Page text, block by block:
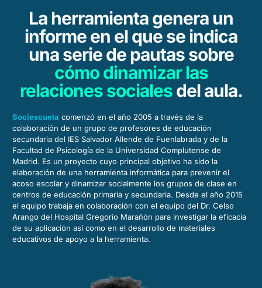
La herramienta genera un
informe en el que se indica
una serie de pautas sobre
cómo dinamizar las
relaciones socialesdel aula.
Sociescuela comenzó en el año 2005 a través de la
colaboración de un grupo de profesores de educación
secundaria del IES Salvador Allende de Fuenlabrada y de la
Facultad de Psicología de la Universidad Complutense de
Madrid. Es un proyecto cuyo principal objetivo ha sido la
elaboración de una herramienta informática para prevenir el
acoso escolar y dinamizar socialmente los grupos de clase en
centros de educación primaria y secundaria. Desde el año 2015
el equipo trabaja en colaboración con el equipo del Dr. Celso
Arango del Hospital Gregorio Marañón para investigar la eficacia
de su aplicación así como en el desarrollo de materiales
educativos de apoyo a la herramienta.